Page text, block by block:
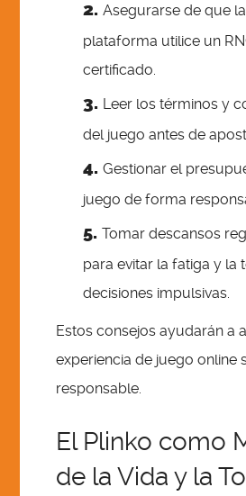
Asegurarse de que la
plataforma utilice un
certificado.
Leer los términos y
del juego antes de
Gestionar el
juego de forma
Tomar descansos
para evitar la fatiga y la
decisiones impulsivas.
Estos consejos ayudarán a
experiencia de juego online
responsable.
El Plinko como
de la Vida y la